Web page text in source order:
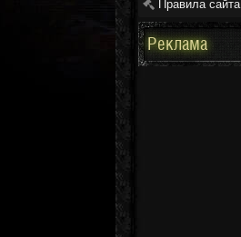
Правила сайта
Реклама